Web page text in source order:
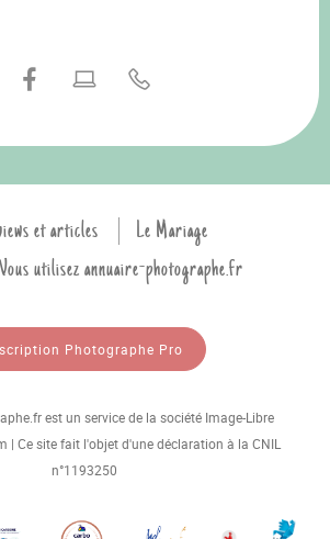
et articles
Le Mariage
utilisez annuaire-photographe.fr
Photographe Pro
est un service de la société Image-Libre
| Ce site fait l'objet d'une déclaration à la CNIL
n°1193250